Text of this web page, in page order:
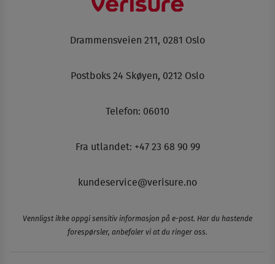
Drammensveien 211, 0281 Oslo
Postboks 24 Skøyen, 0212 Oslo
Telefon: 06010
Fra utlandet: +47 23 68 90 99
kundeservice@verisure.no
Vennligst ikke oppgi sensitiv informasjon på e-post. Har du hastende
forespørsler, anbefaler vi at du ringer oss.